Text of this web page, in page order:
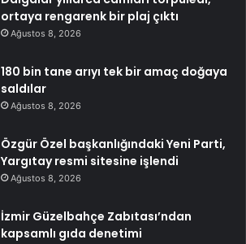
ortaya rengarenk bir plaj çıktı
Ağustos 8, 2026
180 bin tane arıyı tek bir amaç doğaya
saldılar
Ağustos 8, 2026
Özgür Özel başkanlığındaki Yeni Parti,
Yargıtay resmi sitesine işlendi
Ağustos 8, 2026
İzmir Güzelbahçe Zabıtası’ndan
kapsamlı gıda denetimi